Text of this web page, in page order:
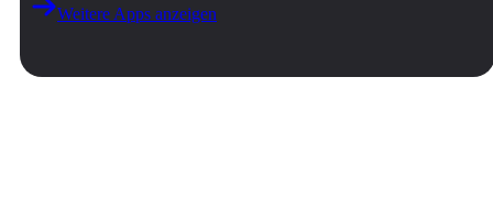
Weitere Apps anzeigen